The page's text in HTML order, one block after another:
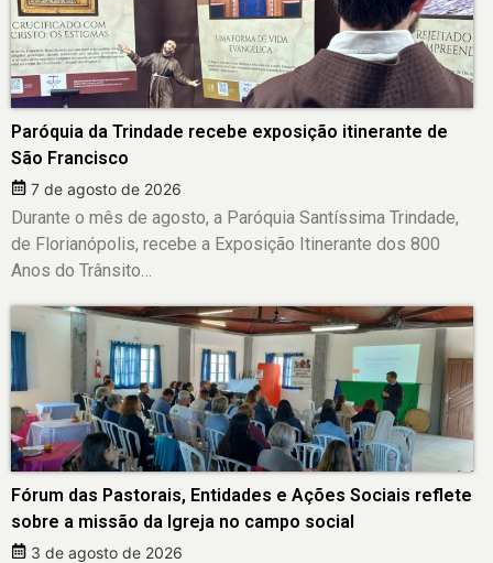
Paróquia da Trindade recebe exposição itinerante de
São Francisco
7 de agosto de 2026
Durante o mês de agosto, a Paróquia Santíssima Trindade,
de Florianópolis, recebe a Exposição Itinerante dos 800
Anos do Trânsito…
Fórum das Pastorais, Entidades e Ações Sociais reflete
sobre a missão da Igreja no campo social
3 de agosto de 2026